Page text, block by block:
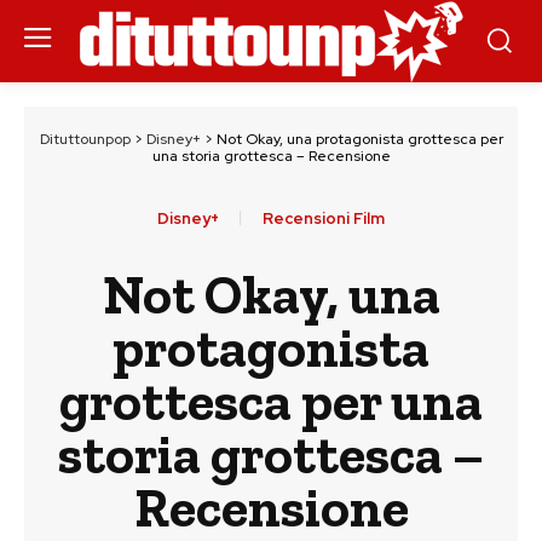
Dituttounpop> Disney+ > Not Okay, una protagonista grottesca per
una storia grottesca – Recensione
Disney+ Recensioni Film
Not Okay, una
protagonista
grottesca per una
storia grottesca –
Recensione